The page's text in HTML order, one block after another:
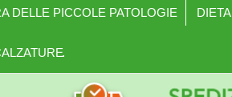
DELLE PICCOLE PATOLOGIE DIETA